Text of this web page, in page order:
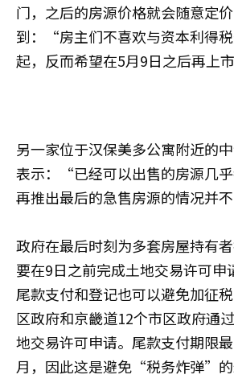
门，之后的房源价格就会随意定
到：“房主们不喜欢与资本利得
起，反而希望在5月9日之后再上
另一家位于汉保美多公寓附近的
表示：“已经可以出售的房源几
再推出最后的急售房源的情况并
政府在最后时刻为多套房屋持有
要在9日之前完成土地交易许可申
尾款支付和登记也可以避免加征
区政府和京畿道12个市区政府通
地交易许可申请。尾款支付期限
月，因此这是避免“税务炸弹”的